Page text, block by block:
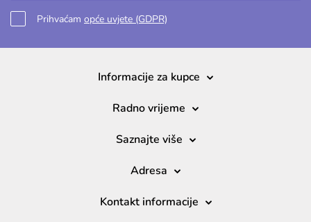
Prihvaćam opće uvjete (GDPR)
Informacije za kupce
Radno vrijeme
Saznajte više
Adresa
Kontakt informacije